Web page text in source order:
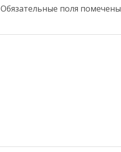
Обязательные поля помечены